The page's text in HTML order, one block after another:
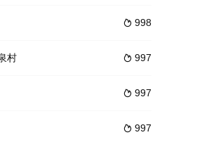
子，大儿子对宗教持怀疑态度，性情叛逆；
 998
 997
村
 997
 997